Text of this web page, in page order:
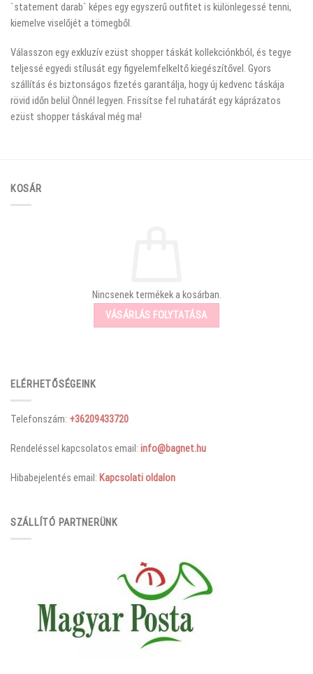
`statement darab` képes egy egyszerű outfitet is különlegessé tenni,
kiemelve viselőjét a tömegből.
Válasszon egy exkluzív ezüst shopper táskát kollekciónkból, és tegye
teljessé egyedi stílusát egy figyelemfelkeltő kiegészítővel. Gyors
szállítás és biztonságos fizetés garantálja, hogy új kedvenc táskája
rövid időn belül Önnél legyen. Frissítse fel ruhatárát egy káprázatos
ezüst shopper táskával még ma!
KOSÁR
Nincsenek termékek a kosárban.
VÁSÁRLÁS FOLYTATÁSA
ELÉRHETŐSÉGEINK
Telefonszám: +36209433720
Rendeléssel kapcsolatos email: info@bagnet.hu
Hibabejelentés email: Kapcsolati oldalon
SZÁLLÍTÓ PARTNERÜNK